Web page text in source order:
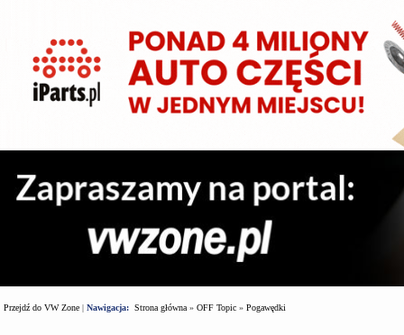
Przejdź do VW Zone | Nawigacja: Strona główna » OFF Topic » Pogawędki